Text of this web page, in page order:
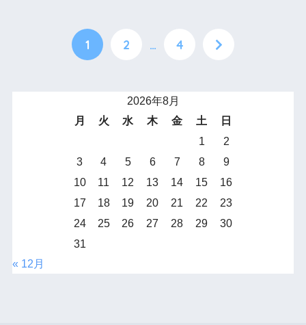
1 2 … 4
2026年8月
月
火 水 木 金 土
日
1
2
3
4 5 6 7 8
9
10
11 12 13 14 15
16
17
18 19 20 21 22
23
24
25 26 27 28 29
30
31
« 12月